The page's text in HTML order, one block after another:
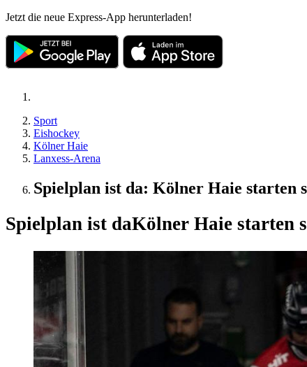
Jetzt die neue Express-App herunterladen!
Sport
Eishockey
Kölner Haie
Lanxess-Arena
Spielplan ist da: Kölner Haie starten
Spielplan ist daKölner Haie starten